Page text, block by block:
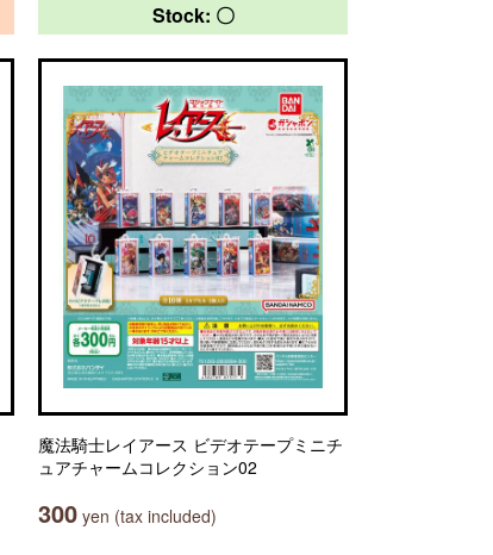
Stock: 〇
魔法騎士レイアース ビデオテープミニチ
ュアチャームコレクション02
300 yen (tax included)